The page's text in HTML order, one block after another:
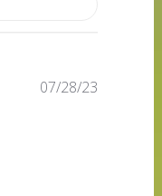
Published
07/28/23